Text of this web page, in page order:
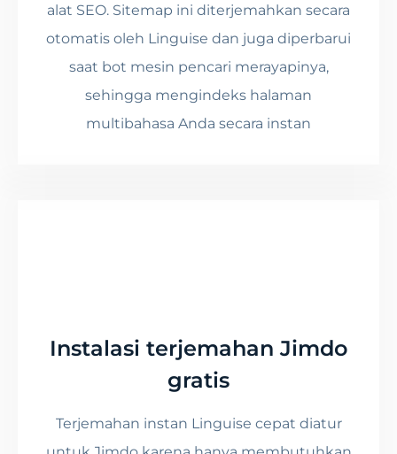
alat SEO. Sitemap ini diterjemahkan secara
otomatis oleh Linguise dan juga diperbarui
saat bot mesin pencari merayapinya,
sehingga mengindeks halaman
multibahasa Anda secara instan
Instalasi terjemahan Jimdo
gratis
Terjemahan instan Linguise cepat diatur